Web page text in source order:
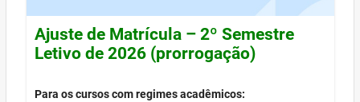
Ajuste de Matrícula – 2º Semestre
Letivo de 2026 (prorrogação)
Para os cursos com regimes acadêmicos: